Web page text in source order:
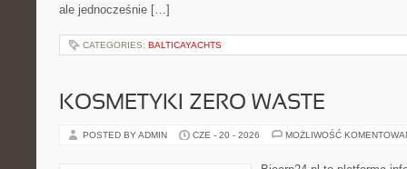
ale jednocześnie […]
CATEGORIES: BALTICAYACHTS
KOSMETYKI ZERO WASTE
POSTED BY ADMIN CZE - 20 - 2026 MOŻLIWOŚĆ